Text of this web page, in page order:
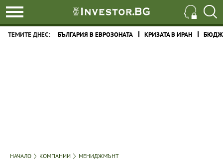
ТЕМИТЕ ДНЕС: БЪЛГАРИЯ В ЕВРОЗОНАТА КРИЗАТА В ИРАН
НАЧАЛО КОМПАНИИ МЕНИДЖМЪНТ